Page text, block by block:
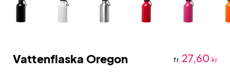
Vattenflaska Oregon fr. 27,60 kr